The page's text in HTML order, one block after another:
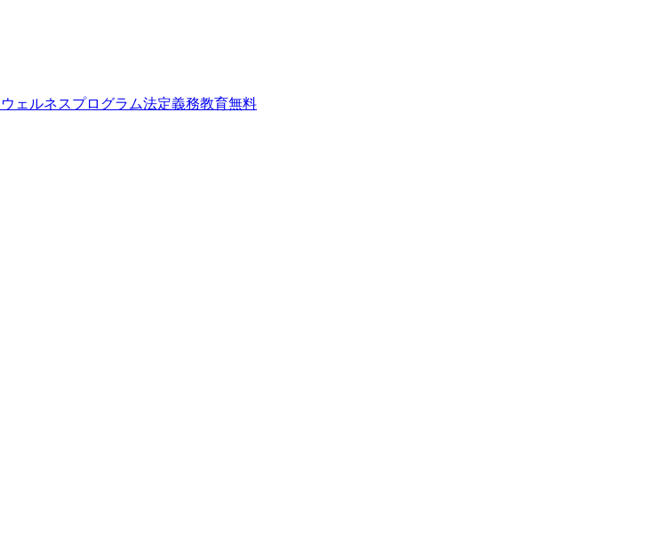
ウェルネスプログラム法定義務教育無料